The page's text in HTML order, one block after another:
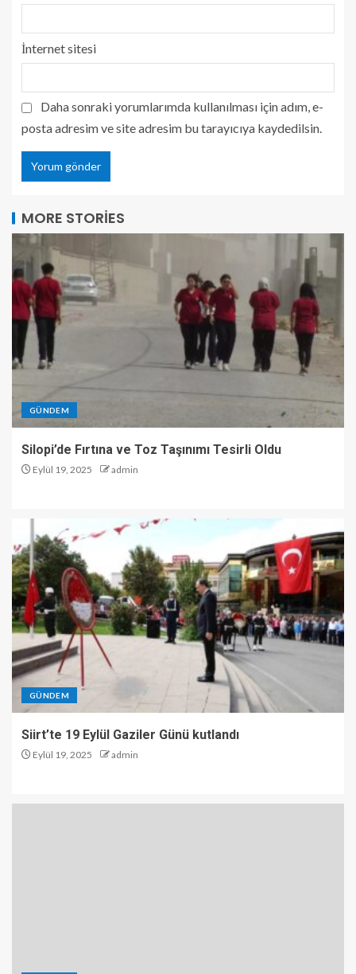
İnternet sitesi
Daha sonraki yorumlarımda kullanılması için adım, e-
posta adresim ve site adresim bu tarayıcıya kaydedilsin.
MORE STORIES
GÜNDEM
Silopi’de Fırtına ve Toz Taşınımı Tesirli Oldu
Eylül 19, 2025 admin
GÜNDEM
Siirt’te 19 Eylül Gaziler Günü kutlandı
Eylül 19, 2025 admin